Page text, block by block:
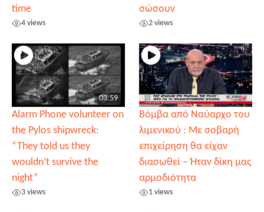
time
4 views
σώσουν
2 views
03:59
Alarm Phone volunteer on
the Pylos shipwreck:
“They told us they
wouldn’t survive the
night”
3 views
Βόμβα από Ναύαρχο του
λιμενικού : Με σοβαρή
επιχείρηση θα είχαν
διασωθεί – Ήταν δίκη μας
αρμοδιότητα
1 views